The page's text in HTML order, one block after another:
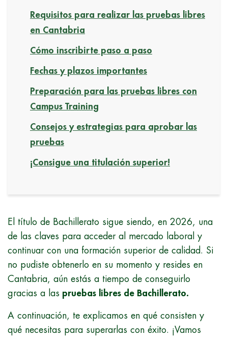
Requisitos para realizar las pruebas libres
en Cantabria
Cómo inscribirte paso a paso
Fechas y plazos importantes
Preparación para las pruebas libres con
Campus Training
Consejos y estrategias para aprobar las
pruebas
¡Consigue una titulación superior!
El título de Bachillerato sigue siendo, en 2026, una
de las claves para acceder al mercado laboral y
continuar con una formación superior de calidad. Si
no pudiste obtenerlo en su momento y resides en
Cantabria, aún estás a tiempo de conseguirlo
gracias a las pruebas libres de Bachillerato.
A continuación, te explicamos en qué consisten y
qué necesitas para superarlas con éxito. ¡Vamos